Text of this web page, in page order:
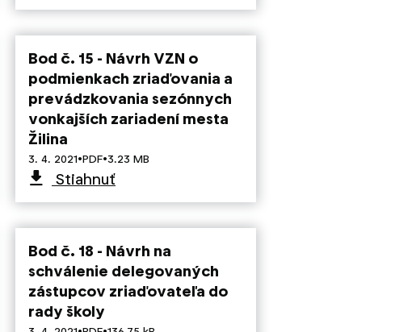
Bod č. 15 - Návrh VZN o
podmienkach zriaďovania a
prevádzkovania sezónnych
vonkajších zariadení mesta
Žilina
3. 4. 2021·PDF·3.23 MB
Stiahnuť
Bod č. 18 - Návrh na
schválenie delegovaných
zástupcov zriaďovateľa do
rady školy